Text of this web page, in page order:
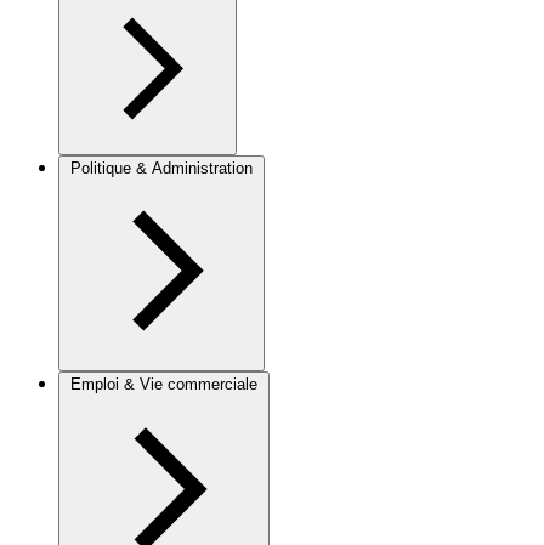
Politique & Administration
Emploi & Vie commerciale